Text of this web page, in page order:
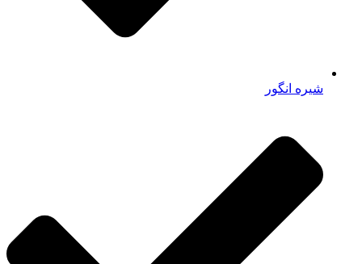
شیره انگور